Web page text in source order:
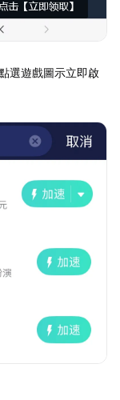
選遊戲圖示立即啟